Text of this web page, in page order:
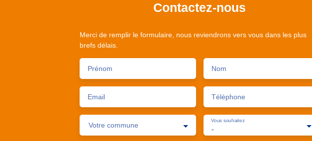
Contactez-nous
Merci de remplir le formulaire, nous reviendrons vers vous dans les plus
brefs délais.
Prénom Nom
Email Téléphone
Votre commune -
Vous souhaitez